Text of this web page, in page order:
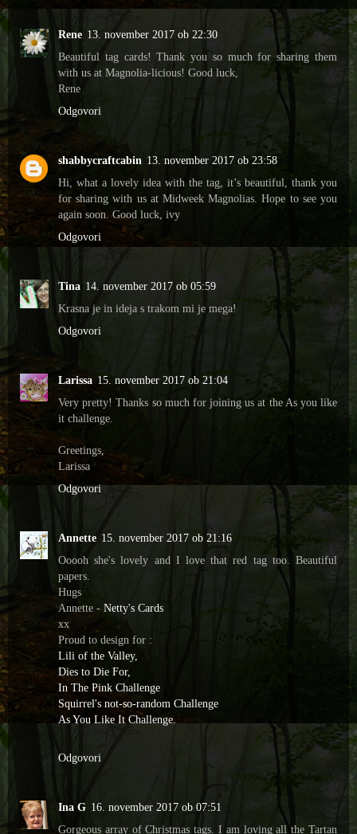
Rene 13. november 2017 ob 22:30
Beautiful tag cards! Thank you so much for sharing them
with us at Magnolia-licious! Good luck,
Rene
Odgovori
shabbycraftcabin 13. november 2017 ob 23:58
Hi, what a lovely idea with the tag, it’s beautiful, thank you
for sharing with us at Midweek Magnolias. Hope to see you
again soon. Good luck, ivy
Odgovori
Tina 14. november 2017 ob 05:59
Krasna je in ideja s trakom mi je mega!
Odgovori
Larissa 15. november 2017 ob 21:04
Very pretty! Thanks so much for joining us at the As you like
it challenge.
Greetings,
Larissa
Odgovori
Annette 15. november 2017 ob 21:16
Ooooh she's lovely and I love that red tag too. Beautiful
papers.
Hugs
Annette - Netty's Cards
xx
Proud to design for :
Lili of the Valley,
Dies to Die For,
In The Pink Challenge
Squirrel's not-so-random Challenge
As You Like It Challenge.
Odgovori
Ina G 16. november 2017 ob 07:51
Gorgeous array of Christmas tags. I am loving all the Tartan